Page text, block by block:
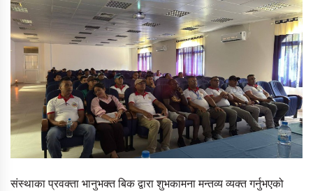
संस्थाका प्रवक्ता भानुभक्त बिक द्वारा शुभकामना मन्तव्य व्यक्त गर्नुभएको